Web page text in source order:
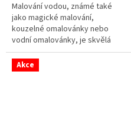
Malování vodou, známé také
jako magické malování,
kouzelné omalovánky nebo
vodní omalovánky, je skvělá
kreativní aktivita pro nejmenší
děti.
Akce